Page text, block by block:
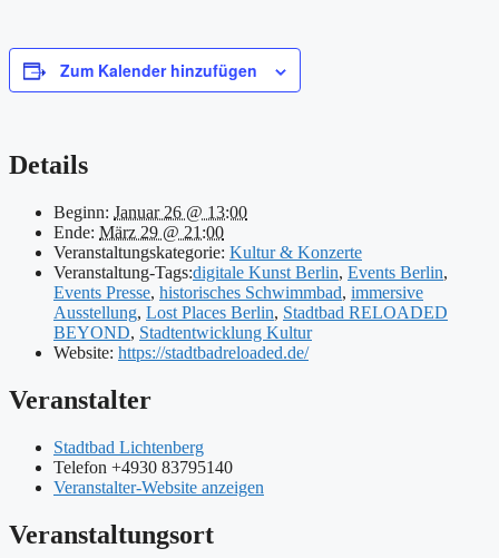
Zum Kalender hinzufügen
Details
Beginn: Januar 26 @ 13:00
Ende: März 29 @ 21:00
Veranstaltungskategorie: Kultur & Konzerte
Veranstaltung-Tags:digitale Kunst Berlin, Events Berlin,
Events Presse, historisches Schwimmbad, immersive
Ausstellung, Lost Places Berlin, Stadtbad RELOADED
BEYOND, Stadtentwicklung Kultur
Website: https://stadtbadreloaded.de/
Veranstalter
Stadtbad Lichtenberg
Telefon +4930 83795140
Veranstalter-Website anzeigen
Veranstaltungsort